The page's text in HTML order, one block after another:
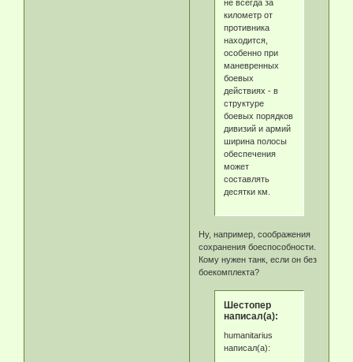
не всегда за
километр от
противника
находится,
особенно при
маневренных
боевых
действиях - в
структуре
боевых порядков
дивизий и армий
ширина полосы
обеспечения
может
составлять
десятки км.
Ну, например, соображения
сохранения боеспособности.
Кому нужен танк, если он без
боекомплекта?
Шестопер
написал(а):
humanitarius
написал(а):